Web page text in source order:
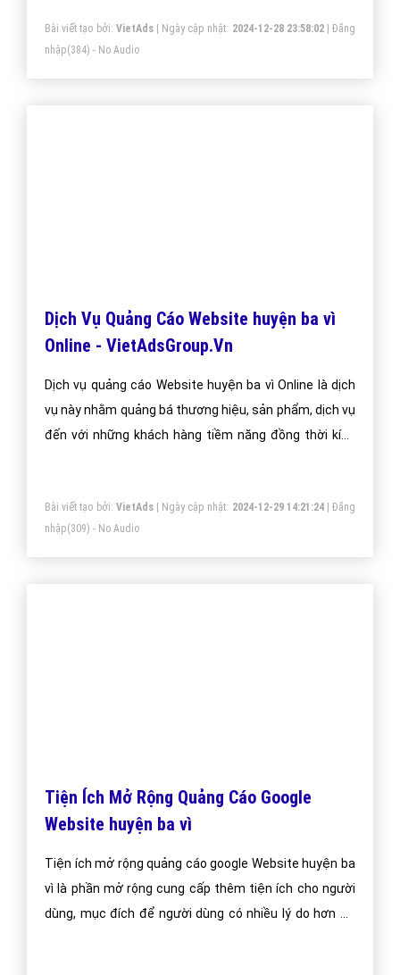
Bài viết tạo bởi: VietAds| Ngày cập nhật: 2024-12-28 23:58:02|Đăng
nhập(384) - No Audio
Dịch Vụ Quảng Cáo Website huyện ba vì
Online - VietAdsGroup.Vn
Dịch vụ quảng cáo Website huyện ba vì Online là dịch
vụ này nhằm quảng bá thương hiệu, sản phẩm, dịch vụ
đến với những khách hàng tiềm năng đồng thời kích
Bài viết tạo bởi: VietAds| Ngày cập nhật: 2024-12-29 14:21:24|Đăng
nhập(309) - No Audio
Tiện Ích Mở Rộng Quảng Cáo Google
Website huyện ba vì
Tiện ích mở rộng quảng cáo google Website huyện ba
vì là phần mở rộng cung cấp thêm tiện ích cho người
dùng, mục đích để người dùng có nhiều lý do hơn để